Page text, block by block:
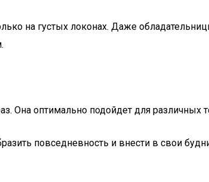
на густых локонах. Даже
Она оптимально подойдет для различных
повседневность и внести в свои